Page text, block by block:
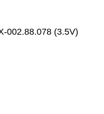
002.88.078 (3.5V)